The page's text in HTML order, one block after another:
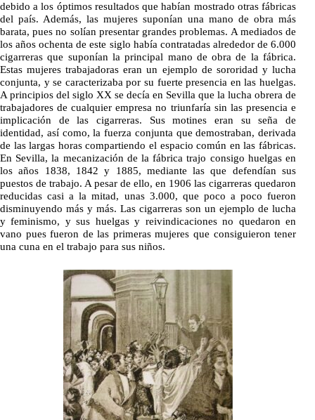
debido a los óptimos resultados que habían mostrado otras fábricas
del país. Además, las mujeres suponían una mano de obra más
barata, pues no solían presentar grandes problemas. A mediados de
los años ochenta de este siglo había contratadas alrededor de 6.000
cigarreras que suponían la principal mano de obra de la fábrica.
Estas mujeres trabajadoras eran un ejemplo de sororidad y lucha
conjunta, y se caracterizaba por su fuerte presencia en las huelgas.
A principios del siglo XX se decía en Sevilla que la lucha obrera de
trabajadores de cualquier empresa no triunfaría sin las presencia e
implicación de las cigarreras. Sus motines eran su seña de
identidad, así como, la fuerza conjunta que demostraban, derivada
de las largas horas compartiendo el espacio común en las fábricas.
En Sevilla, la mecanización de la fábrica trajo consigo huelgas en
los años 1838, 1842 y 1885, mediante las que defendían sus
puestos de trabajo. A pesar de ello, en 1906 las cigarreras quedaron
reducidas casi a la mitad, unas 3.000, que poco a poco fueron
disminuyendo más y más. Las cigarreras son un ejemplo de lucha
y feminismo, y sus huelgas y reivindicaciones no quedaron en
vano pues fueron de las primeras mujeres que consiguieron tener
una cuna en el trabajo para sus niños.